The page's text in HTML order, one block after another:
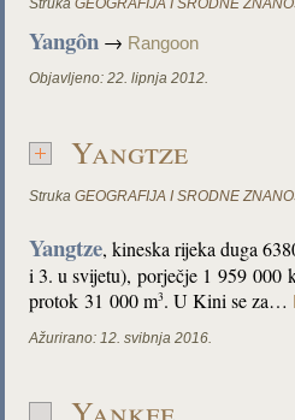
Struka GEOGRAFIJA I SRODNE
Yangôn → Rangoon
Objavljeno: 22. lipnja 2012.
Yangtze
Struka GEOGRAFIJA I SRODNE
Yangtze, kineska rijeka duga
i 3. u svijetu), porječje 1 959 000
protok 31 000 m3. U Kini se za…
Ažurirano: 12. svibnja 2016.
Yankee